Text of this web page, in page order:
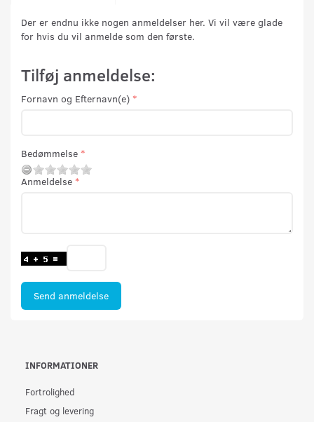
Der er endnu ikke nogen anmeldelser her. Vi vil være glade
for hvis du vil anmelde som den første.
Tilføj anmeldelse:
Fornavn og Efternavn(e)
Bedømmelse
Anmeldelse
Send anmeldelse
INFORMATIONER
Fortrolighed
Fragt og levering